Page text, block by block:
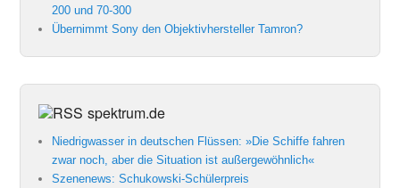
200 und 70-300
Übernimmt Sony den Objektivhersteller Tamron?
spektrum.de
Niedrigwasser in deutschen Flüssen: »Die Schiffe fahren
zwar noch, aber die Situation ist außergewöhnlich«
Szenenews: Schukowski-Schülerpreis